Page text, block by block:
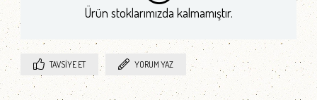
Ürün stoklarımızda kalmamıştır.
TAVSIYE ET YORUM YAZ